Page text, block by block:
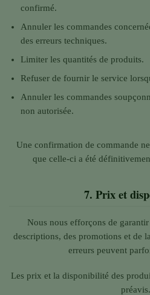
confirmé.
Annuler les commandes
des erreurs techniques.
Limiter les quantités de produits.
Refuser de fournir le service
Annuler les commandes
non autorisée.
Une confirmation de commande
que celle-ci a été
7. Prix et
Nous nous efforçons de
descriptions, des promotions et de
erreurs peuvent
Les prix et la disponibilité des
préavis.